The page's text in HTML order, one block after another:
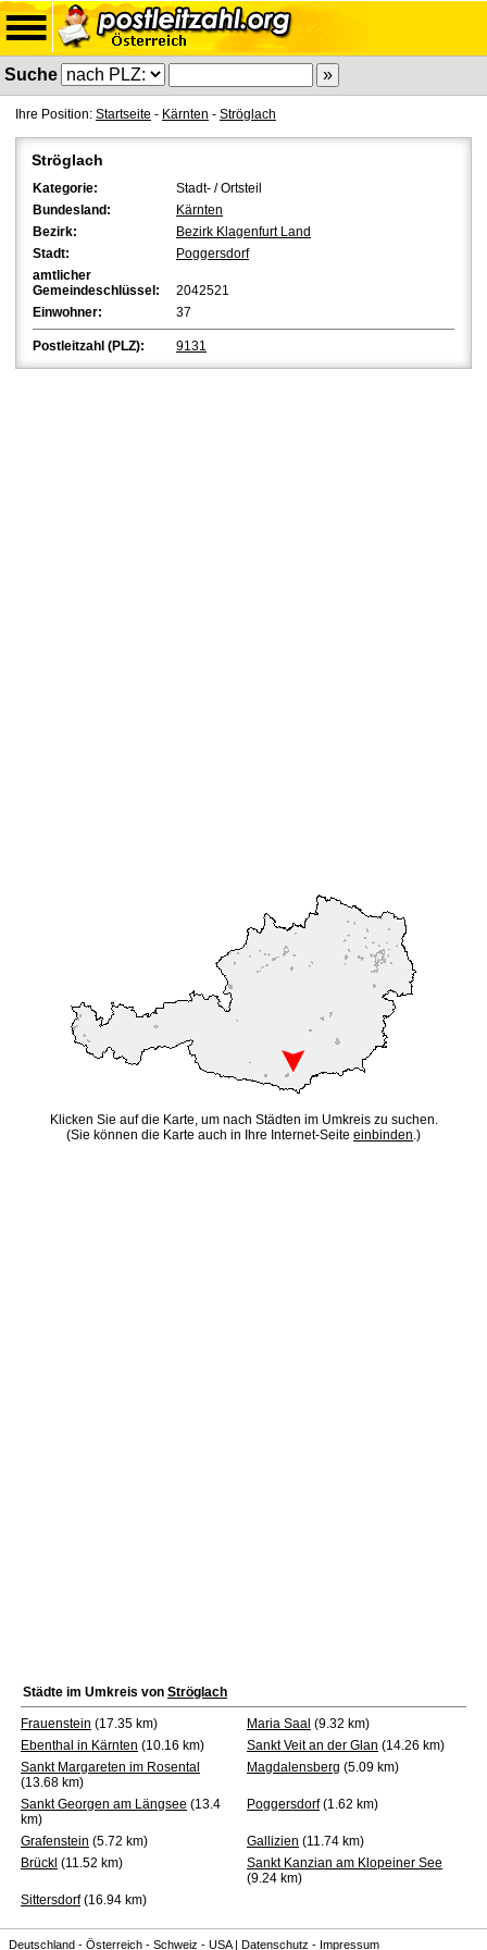
Suche
Ihre Position: Startseite - Kärnten - Ströglach
Ströglach
Kategorie:
Stadt- / Ortsteil
Bundesland:
Kärnten
Bezirk:
Bezirk Klagenfurt Land
Stadt:
Poggersdorf
amtlicher
Gemeindeschlüssel:
2042521
Einwohner:
37
Postleitzahl (PLZ): 9131
Klicken Sie auf die Karte, um nach Städten im Umkreis zu suchen.
(Sie können die Karte auch in Ihre Internet-Seite einbinden.)
Städte im Umkreis von Ströglach
Frauenstein (17.35 km) Maria Saal (9.32 km)
Ebenthal in Kärnten (10.16 km) Sankt Veit an der Glan (14.26 km)
Sankt Margareten im Rosental
(13.68 km)
Magdalensberg (5.09 km)
Sankt Georgen am Längsee (13.4
km)
Poggersdorf(1.62 km)
Grafenstein (5.72 km) Gallizien (11.74 km)
Brückl (11.52 km)
Sankt Kanzian am Klopeiner See
(9.24 km)
Sittersdorf(16.94 km)
Deutschland - Österreich - Schweiz - USA| Datenschutz - Impressum